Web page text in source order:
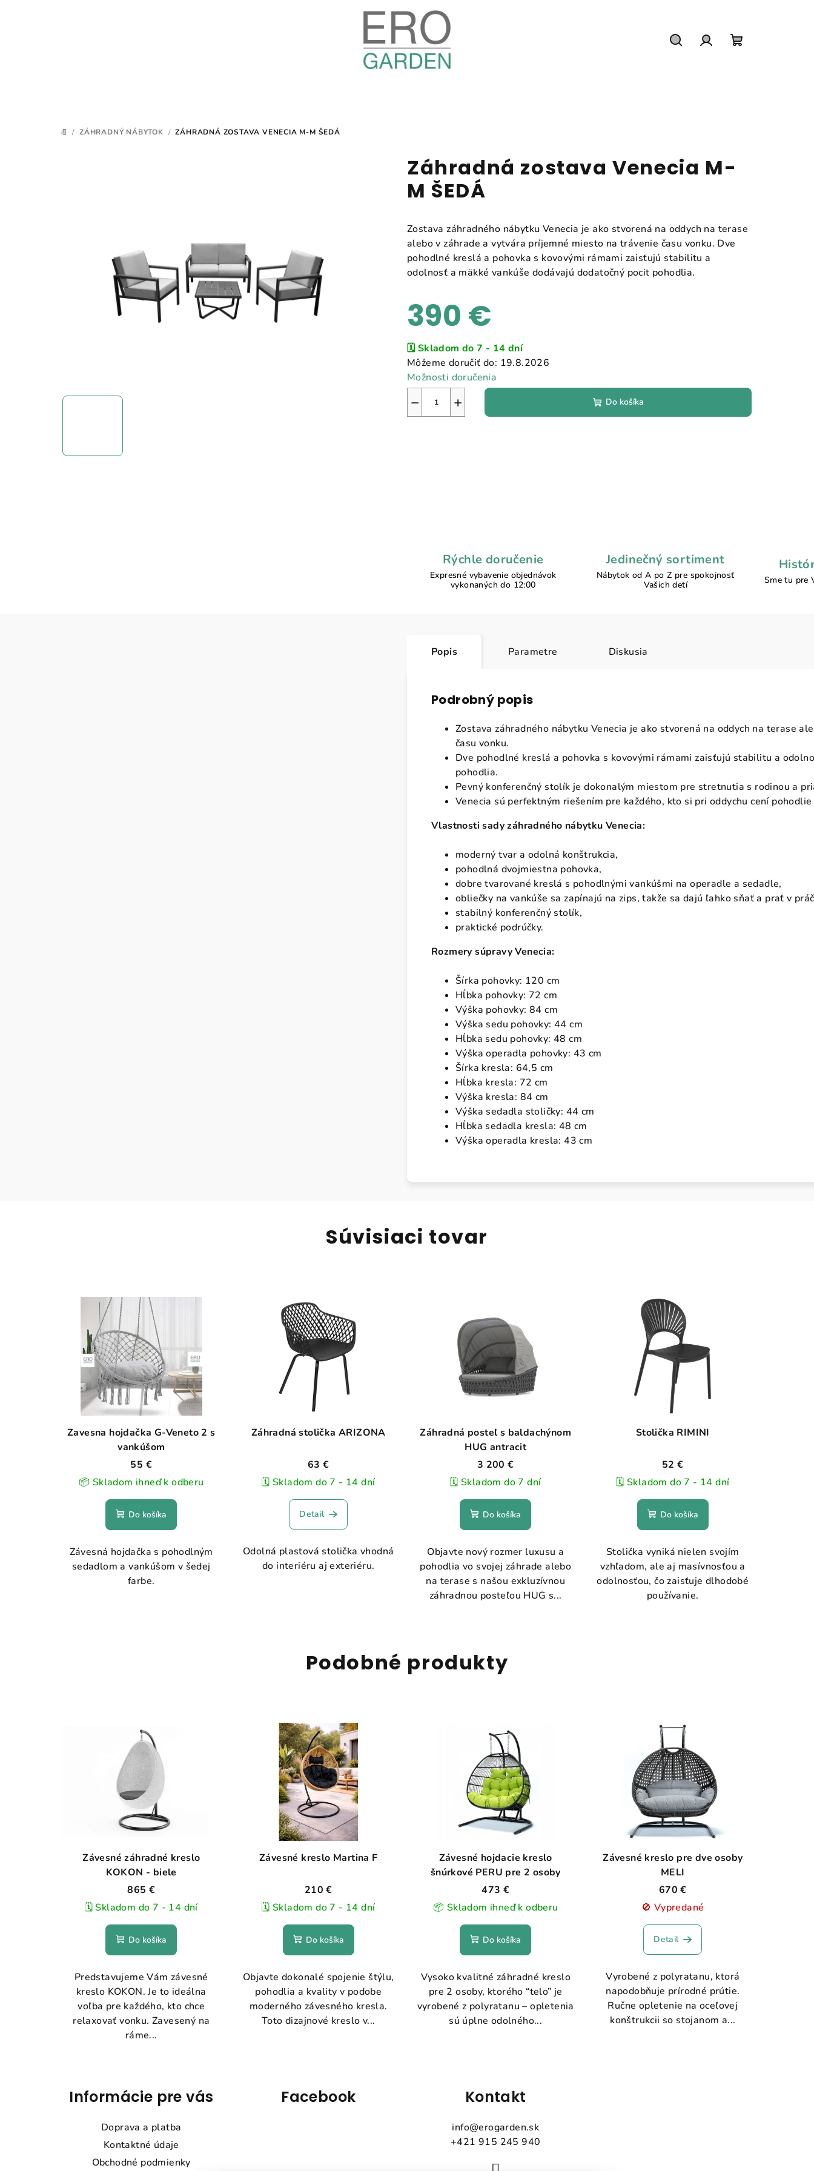
DOMOV
/ ZÁHRADNÝ NÁBYTOK / ZÁHRADNÁ ZOSTAVA VENECIA M-M ŠEDÁ
Záhradná zostava Venecia M-
M ŠEDÁ
Zostava záhradného nábytku Venecia je ako stvorená na oddych na terase
alebo v záhrade a vytvára príjemné miesto na trávenie času vonku. Dve
pohodlné kreslá a pohovka s kovovými rámami zaisťujú stabilitu a
odolnosť a mäkké vankúše dodávajú dodatočný pocit pohodlia.
390 €
Jednotková
cena:
🗓️ Skladom do 7 - 14 dní
Môžeme doručiť do: 19.8.2026
Možnosti doručenia
+
− Do košíka
Rýchle doručenie
Expresné vybavenie objednávok
vykonaných do 12:00
Jedinečný sortiment
Nábytok od A po Z pre spokojnosť
Vašich detí
Sme tu pre
Popis Parametre Diskusia
Podrobný popis
Zostava záhradného nábytku Venecia je ako stvorená na oddych na terase
času vonku.
Dve pohodlné kreslá a pohovka s kovovými rámami zaisťujú stabilitu a
pohodlia.
Pevný konferenčný stolík je dokonalým miestom pre stretnutia s rodinou a
Venecia sú perfektným riešením pre každého, kto si pri oddychu cení
Vlastnosti sady záhradného nábytku Venecia:
moderný tvar a odolná konštrukcia,
pohodlná dvojmiestna pohovka,
dobre tvarované kreslá s pohodlnými vankúšmi na operadle a sedadle,
obliečky na vankúše sa zapínajú na zips, takže sa dajú ľahko sňať a prať v
stabilný konferenčný stolík,
praktické podrúčky.
Rozmery súpravy Venecia:
Šírka pohovky: 120 cm
Hĺbka pohovky: 72 cm
Výška pohovky: 84 cm
Výška sedu pohovky: 44 cm
Hĺbka sedu pohovky: 48 cm
Výška operadla pohovky: 43 cm
Šírka kresla: 64,5 cm
Hĺbka kresla: 72 cm
Výška kresla: 84 cm
Výška sedadla stoličky: 44 cm
Hĺbka sedadla kresla: 48 cm
Výška operadla kresla: 43 cm
Súvisiaci tovar
Zavesna hojdačka G-Veneto 2 s
vankúšom
55 €
📦 Skladom ihneď k odberu
Do košíka
Závesná hojdačka s pohodlným
sedadlom a vankúšom v šedej
farbe.
Záhradná stolička ARIZONA
63 €
🗓️ Skladom do 7 - 14 dní
Detail
Odolná plastová stolička vhodná
do interiéru aj exteriéru.
Záhradná posteľ s baldachýnom
HUG antracit
3 200 €
🗓️ Skladom do 7 dní
Do košíka
Objavte nový rozmer luxusu a
pohodlia vo svojej záhrade alebo
na terase s našou exkluzívnou
záhradnou posteľou HUG s...
Stolička RIMINI
52 €
🗓️ Skladom do 7 - 14 dní
Do košíka
Stolička vyniká nielen svojím
vzhľadom, ale aj masívnosťou a
odolnosťou, čo zaisťuje dlhodobé
používanie.
Podobné produkty
Závesné záhradné kreslo
KOKON - biele
865 €
🗓️ Skladom do 7 - 14 dní
Do košíka
Predstavujeme Vám závesné
kreslo KOKON. Je to ideálna
voľba pre každého, kto chce
relaxovať vonku. Zavesený na
ráme...
Závesné kreslo Martina F
210 €
🗓️ Skladom do 7 - 14 dní
Do košíka
Objavte dokonalé spojenie štýlu,
pohodlia a kvality v podobe
moderného závesného kresla.
Toto dizajnové kreslo v...
Závesné hojdacie kreslo
šnúrkové PERU pre 2 osoby
473 €
📦 Skladom ihneď k odberu
Do košíka
Vysoko kvalitné záhradné kreslo
pre 2 osoby, ktorého “telo” je
vyrobené z polyratanu – opletenia
sú úplne odolného...
Závesné kreslo pre dve osoby
MELI
670 €
🚫 Vypredané
Detail
Vyrobené z polyratanu, ktorá
napodobňuje prírodné prútie.
Ručne opletenie na oceľovej
konštrukcii so stojanom a...
Informácie pre vás
Doprava a platba
Kontaktné údaje
Obchodné podmienky
Facebook Kontakt
info@erogarden.sk
+421 915 245 940